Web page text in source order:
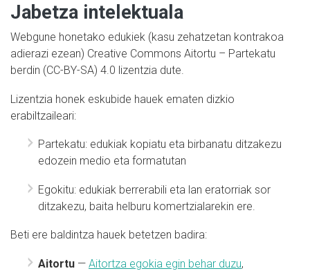
Jabetza intelektuala
Webgune honetako edukiek (kasu zehatzetan kontrakoa
adierazi ezean) Creative Commons Aitortu – Partekatu
berdin (CC-BY-SA) 4.0 lizentzia dute.
Lizentzia honek eskubide hauek ematen dizkio
erabiltzaileari:
Partekatu: edukiak kopiatu eta birbanatu ditzakezu
edozein medio eta formatutan
Egokitu: edukiak berrerabili eta lan eratorriak sor
ditzakezu, baita helburu komertzialarekin ere.
Beti ere baldintza hauek betetzen badira:
Aitortu — Aitortza egokia egin behar duzu,